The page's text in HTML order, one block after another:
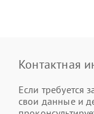
Контактная
Если требуется
свои данные и